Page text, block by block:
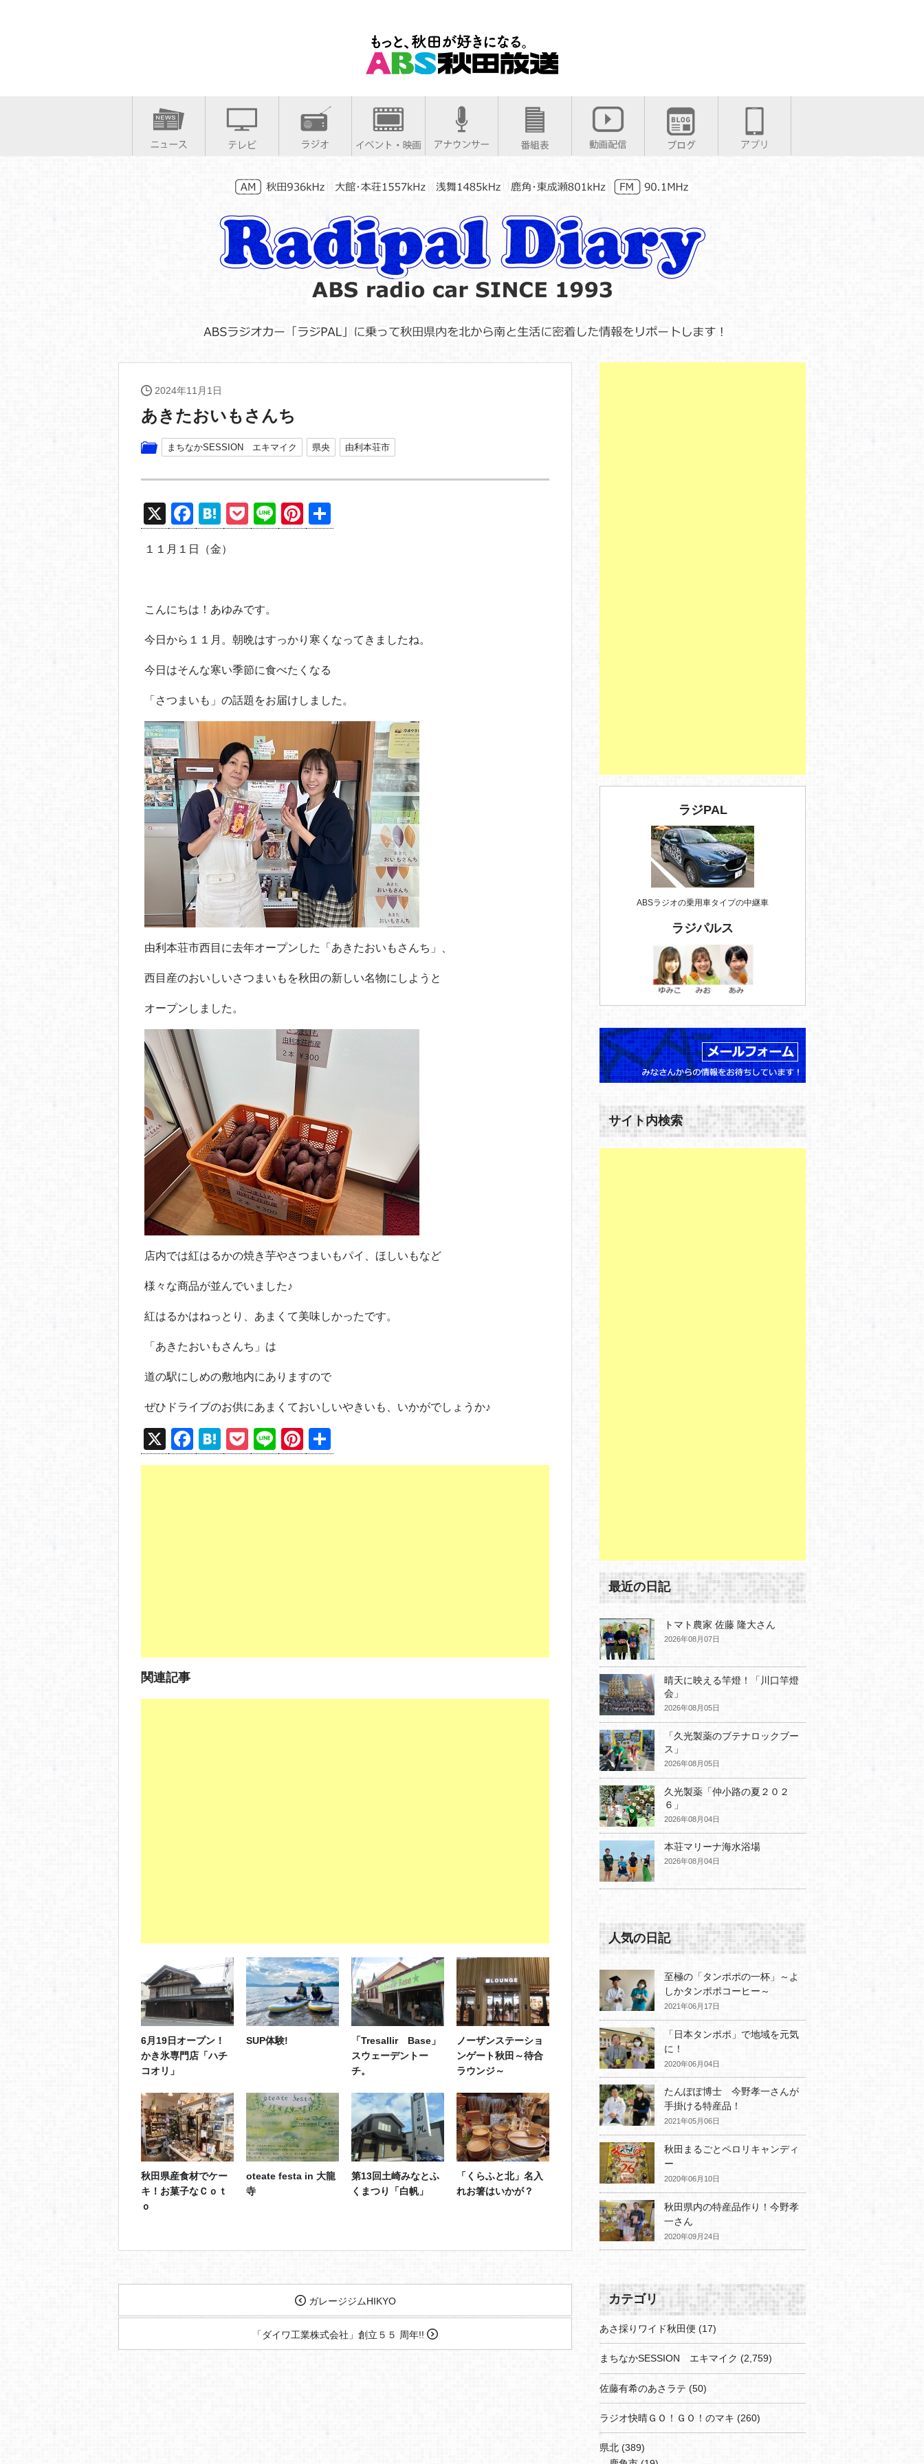
2024年11月1日
あきたおいもさんち
まちなかSESSION エキマイク 県央 由利本荘市
X
F
a
c
b
o
o
k
H
at
e
a
P
o
Li
n
Pi
nt 有
１１月１日（金）
こんにちは！あゆみです。
今日から１１月。朝晩はすっかり寒くなってきましたね。
今日はそんな寒い季節に食べたくなる
「さつまいも」の話題をお届けしました。
由利本荘市西目に去年オープンした「あきたおいもさんち」、
西目産のおいしいさつまいもを秋田の新しい名物にしようと
オープンしました。
店内では紅はるかの焼き芋やさつまいもパイ、ほしいもなど
様々な商品が並んでいました♪
紅はるかはねっとり、あまくて美味しかったです。
「あきたおいもさんち」は
道の駅にしめの敷地内にありますので
ぜひドライブのお供にあまくておいしいやきいも、いかがでしょうか♪
X
F
a
H
at
P
o
Li
n
Pi
nt 有
関連記事
6月19日オープン！
かき氷専門店「ハチ
コオリ」
SUP体験!
「Tresallir Base」
スウェーデントー
チ。
ノーザンステーショ
ンゲート秋田～待合
ラウンジ～
秋田県産食材でケー
キ！お菓子なＣｏｔ
ｏ
oteate festa in 大龍
寺
第13回土崎みなとふ
くまつり「白帆」
「くらふと北」名入
れお箸はいかが？
ガレージジムHIKYO
「ダイワ工業株式会社」創立５５ 周年!!
ラジPAL
ABSラジオの乗用車タイプの中継車
ラジパルス
サイト内検索
最近の日記
トマト農家 佐藤 隆大さん
2026年08月07日
晴天に映える竿燈！「川口竿燈
会」
2026年08月05日
「久光製薬のブテナロックブー
ス」
2026年08月05日
久光製薬「仲小路の夏２０２
６」
2026年08月04日
本荘マリーナ海水浴場
2026年08月04日
人気の日記
至極の「タンポポの一杯」～よ
しかタンポポコーヒー～
2021年06月17日
「日本タンポポ」で地域を元気
に！
2020年06月04日
たんぽぽ博士 今野孝一さんが
手掛ける特産品！
2021年05月06日
秋田まるごとペロリキャンディ
ー
2020年06月10日
秋田県内の特産品作り！今野孝
一さん
2020年09月24日
カテゴリ
あさ採りワイド秋田便 (17)
まちなかSESSION エキマイク (2,759)
佐藤有希のあさラテ (50)
ラジオ快晴ＧＯ！ＧＯ！のマキ (260)
県北 (389)